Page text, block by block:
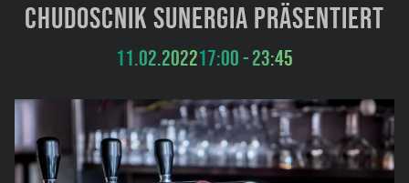
Chudoscnik Sunergia präsentiert
11.02.202217:00 - 23:45